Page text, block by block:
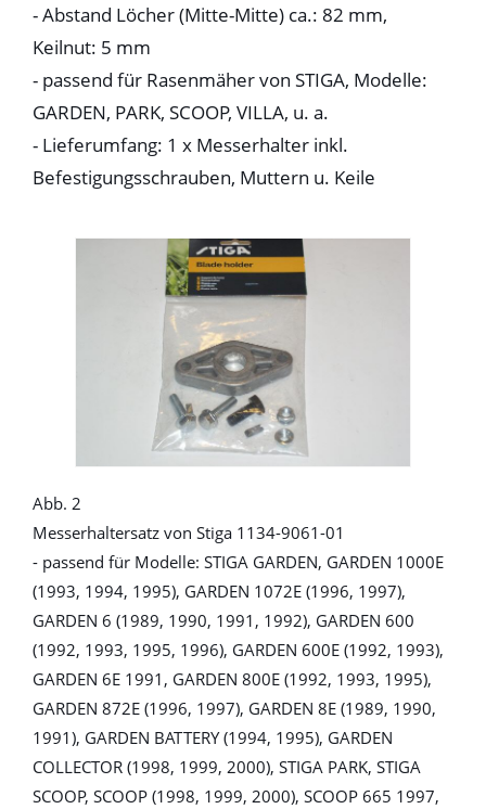
- Abstand Löcher (Mitte-Mitte) ca.: 82 mm,
Keilnut: 5 mm
- passend für Rasenmäher von STIGA, Modelle:
GARDEN, PARK, SCOOP, VILLA, u. a.
- Lieferumfang: 1 x Messerhalter inkl.
Befestigungsschrauben, Muttern u. Keile
Abb. 2
Messerhaltersatz von Stiga 1134-9061-01
- passend für Modelle: STIGA GARDEN, GARDEN 1000E
(1993, 1994, 1995), GARDEN 1072E (1996, 1997),
GARDEN 6 (1989, 1990, 1991, 1992), GARDEN 600
(1992, 1993, 1995, 1996), GARDEN 600E (1992, 1993),
GARDEN 6E 1991, GARDEN 800E (1992, 1993, 1995),
GARDEN 872E (1996, 1997), GARDEN 8E (1989, 1990,
1991), GARDEN BATTERY (1994, 1995), GARDEN
COLLECTOR (1998, 1999, 2000), STIGA PARK, STIGA
SCOOP, SCOOP (1998, 1999, 2000), SCOOP 665 1997,